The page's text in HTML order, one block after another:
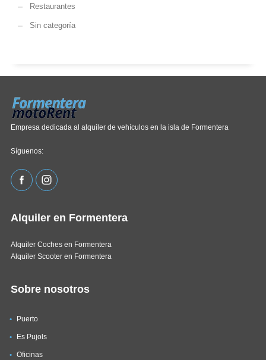
Restaurantes
Sin categoría
Empresa dedicada al alquiler de vehículos en la isla de Formentera
Síguenos:
Alquiler en Formentera
Alquiler Coches en Formentera
Alquiler Scooter en Formentera
Sobre nosotros
Puerto
Es Pujols
Oficinas